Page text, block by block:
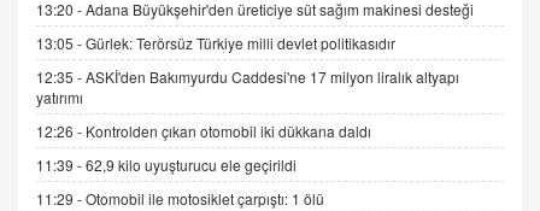
DR. EKREM ASLAN
Gerçek Ne, Algı Ne? "Beraber Yürüyoruz"
Cümlesinin Peşinden
GÖNÜL MENEKŞE
Şifacının Yolu
04.11.2025 12:56
13:20 -Adana Büyükşehir'den üreticiye süt sağım makinesi desteği
13:05 -Gürlek: Terörsüz Türkiye milli devlet politikasıdır
12:35 -ASKİ'den Bakımyurdu Caddesi'ne 17 milyon liralık altyapı
yatırımı
12:26 - Kontrolden çıkan otomobil iki dükkana daldı
11:39 -62,9 kilo uyuşturucu ele geçirildi
11:29 -Otomobil ile motosiklet çarpıştı: 1 ölü